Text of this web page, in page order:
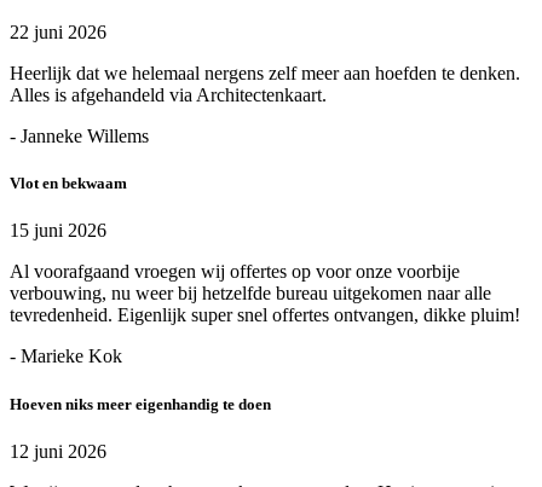
22 juni 2026
Heerlijk dat we helemaal nergens zelf meer aan hoefden te denken.
Alles is afgehandeld via Architectenkaart.
- Janneke Willems
Vlot en bekwaam
15 juni 2026
Al voorafgaand vroegen wij offertes op voor onze voorbije
verbouwing, nu weer bij hetzelfde bureau uitgekomen naar alle
tevredenheid. Eigenlijk super snel offertes ontvangen, dikke pluim!
- Marieke Kok
Hoeven niks meer eigenhandig te doen
12 juni 2026